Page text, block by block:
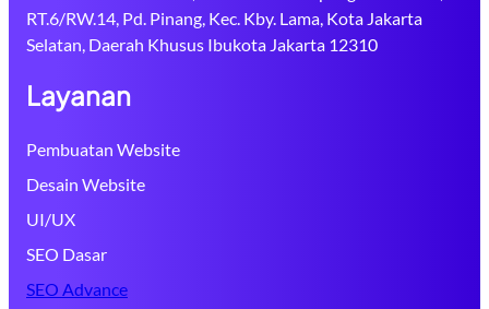
RT.6/RW.14, Pd. Pinang, Kec. Kby. Lama, Kota Jakarta
Selatan, Daerah Khusus Ibukota Jakarta 12310
Layanan
Pembuatan Website
Desain Website
UI/UX
SEO Dasar
SEO Advance